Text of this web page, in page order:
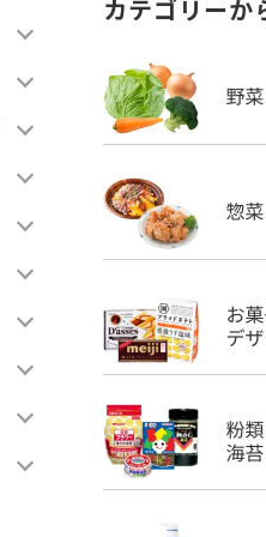
カテゴリーか